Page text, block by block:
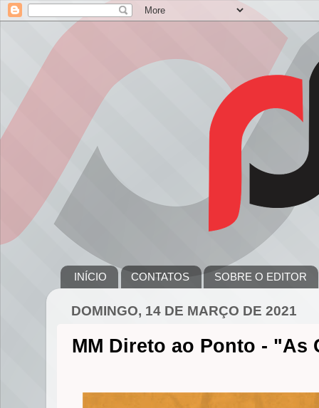
INÍCIO CONTATOS SOBRE O EDITOR
DOMINGO, 14 DE MARÇO DE 2021
MM Direto ao Ponto -